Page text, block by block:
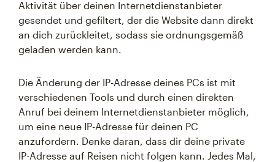
Aktivität über deinen Internetdienstanbieter
gesendet und gefiltert, der die Website dann direkt
an dich zurückleitet, sodass sie ordnungsgemäß
geladen werden kann.
Die Änderung der IP-Adresse deines PCs ist mit
verschiedenen Tools und durch einen direkten
Anruf bei deinem Internetdienstanbieter möglich,
um eine neue IP-Adresse für deinen PC
anzufordern. Denke daran, dass dir deine private
IP-Adresse auf Reisen nicht folgen kann. Jedes Mal,